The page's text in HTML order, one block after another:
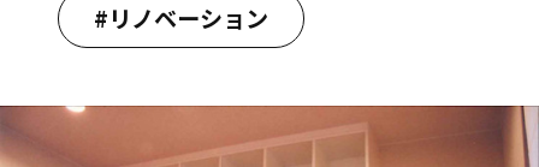
#リノベーション